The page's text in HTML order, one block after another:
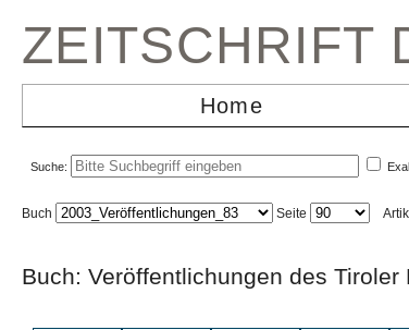
ZEITSCHRIFT
Home
Suche:
Buch Seite
Buch: Veröffentlichungen des